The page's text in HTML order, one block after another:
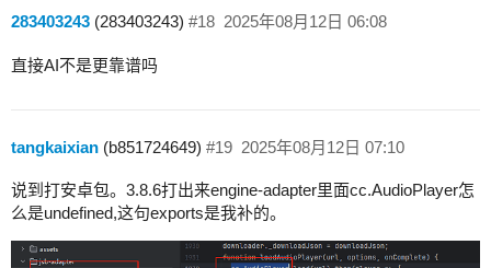
283403243 (283403243) 2025年08月12日 06:08
#18
直接AI不是更靠谱吗
tangkaixian (b851724649) 2025年08月12日 07:10
#19
说到打安卓包。3.8.6打出来engine-adapter里面cc.AudioPlayer怎
么是undefined,这句exports是我补的。